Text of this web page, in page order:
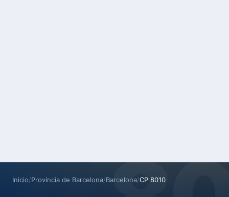
Inicio/Provincia de Barcelona/Barcelona/CP 8010